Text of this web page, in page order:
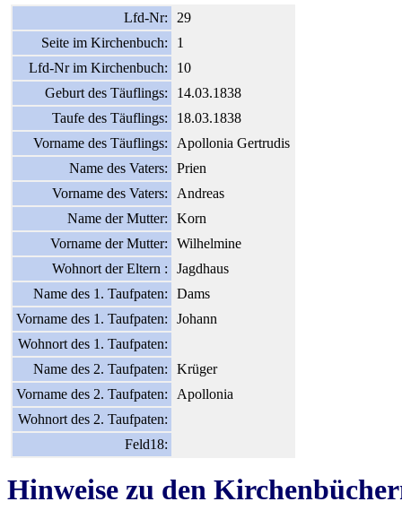
Lfd-Nr:
29
Seite im Kirchenbuch:
1
Lfd-Nr im Kirchenbuch:
10
Geburt des Täuflings:
14.03.1838
Taufe des Täuflings:
18.03.1838
Vorname des Täuflings:
Apollonia Gertrudis
Name des Vaters:
Prien
Vorname des Vaters:
Andreas
Name der Mutter:
Korn
Vorname der Mutter:
Wilhelmine
Wohnort der Eltern :
Jagdhaus
Name des 1. Taufpaten:
Dams
Vorname des 1. Taufpaten:
Johann
Wohnort des 1. Taufpaten:
Name des 2. Taufpaten:
Krüger
Vorname des 2. Taufpaten:
Apollonia
Wohnort des 2. Taufpaten:
Feld18:
Hinweise zu den